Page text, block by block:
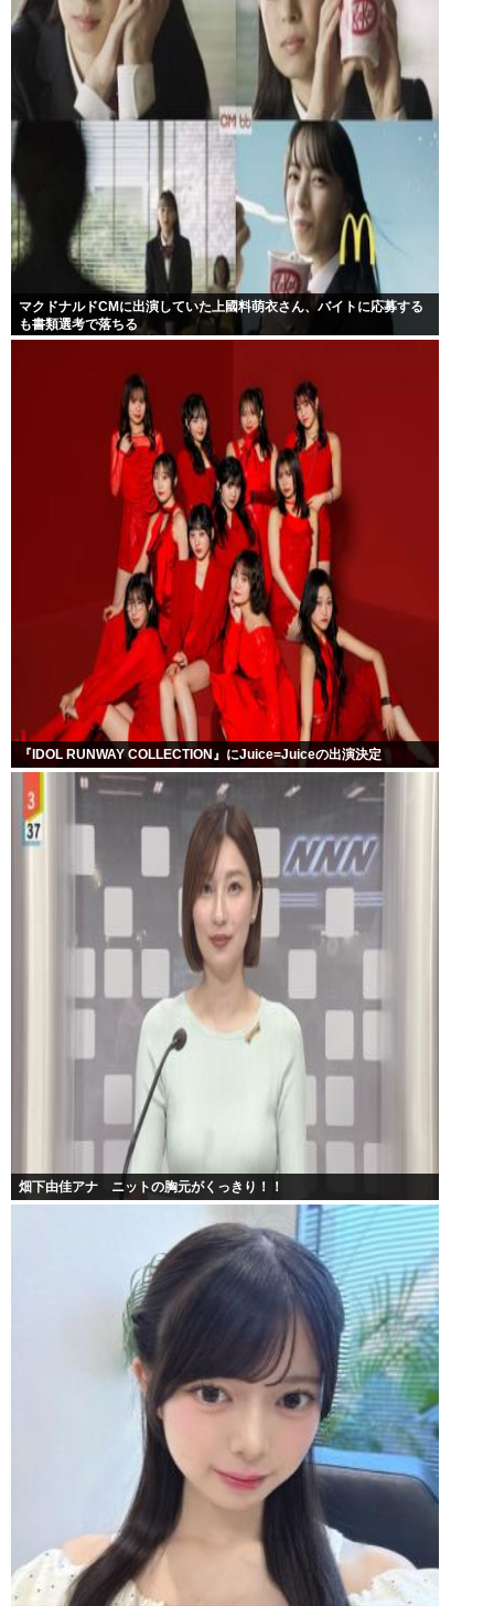
マクドナルドCMに出演していた上國料萌衣さん、バイトに応募する
も書類選考で落ちる
『IDOL RUNWAY COLLECTION』にJuice=Juiceの出演決定
畑下由佳アナ ニットの胸元がくっきり！！